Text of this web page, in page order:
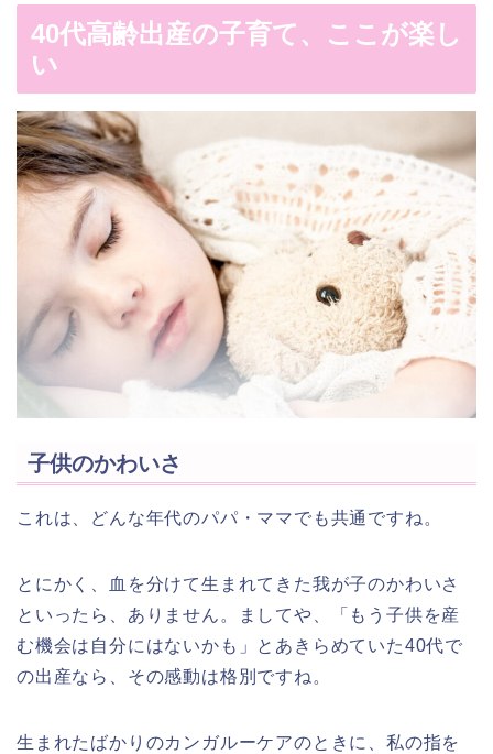
40代高齢出産の子育て、ここが楽し
い
子供のかわいさ
これは、どんな年代のパパ・ママでも共通ですね。
とにかく、血を分けて生まれてきた我が子のかわいさ
といったら、ありません。ましてや、「もう子供を産
む機会は自分にはないかも」とあきらめていた40代で
の出産なら、その感動は格別ですね。
生まれたばかりのカンガルーケアのときに、私の指を